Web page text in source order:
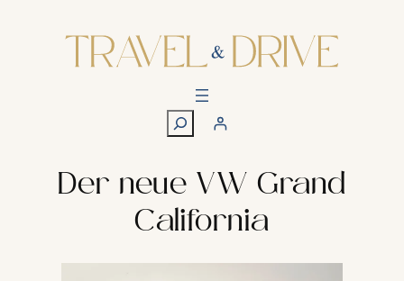
u
h
e
n
Der neue VW Grand
California